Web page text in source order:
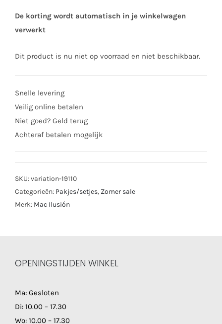
De korting wordt automatisch in je winkelwagen
verwerkt
Dit product is nu niet op voorraad en niet beschikbaar.
Snelle levering
Veilig online betalen
Niet goed? Geld terug
Achteraf betalen mogelijk
SKU:variation-19110
Categorieën: Pakjes/setjes, Zomer sale
Merk: Mac Ilusión
OPENINGSTIJDEN WINKEL
Ma: Gesloten
Di: 10.00 – 17.30
Wo: 10.00 – 17.30